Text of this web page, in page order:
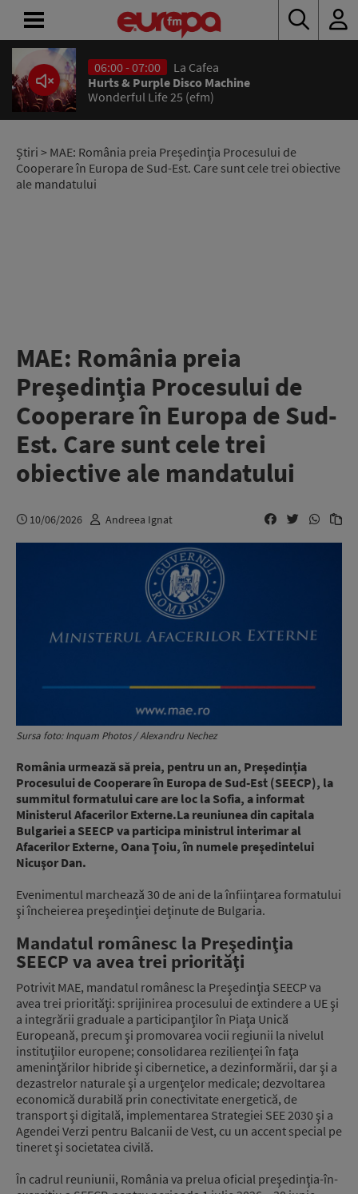
06:00 - 07:00
La Cafea
Hurts & Purple Disco Machine
Wonderful Life 25 (efm)
Știri > MAE: România preia Preşedinţia Procesului de
Cooperare în Europa de Sud-Est. Care sunt cele trei obiective
ale mandatului
MAE: România preia
Preşedinţia Procesului de
Cooperare în Europa de Sud-
Est. Care sunt cele trei
obiective ale mandatului
10/06/2026 Andreea Ignat
Sursa foto: Inquam Photos / Alexandru Nechez
România urmează să preia, pentru un an, Preşedinţia
Procesului de Cooperare în Europa de Sud-Est (SEECP), la
summitul formatului care are loc la Sofia, a informat
Ministerul Afacerilor Externe.La reuniunea din capitala
Bulgariei a SEECP va participa ministrul interimar al
Afacerilor Externe, Oana Ţoiu, în numele preşedintelui
Nicuşor Dan.
Evenimentul marchează 30 de ani de la înfiinţarea formatului
şi încheierea preşedinţiei deţinute de Bulgaria.
Mandatul românesc la Preşedinţia
SEECP va avea trei priorităţi
Potrivit MAE, mandatul românesc la Preşedinţia SEECP va
avea trei priorităţi: sprijinirea procesului de extindere a UE şi
a integrării graduale a participanţilor în Piaţa Unică
Europeană, precum şi promovarea vocii regiunii la nivelul
instituţiilor europene; consolidarea rezilienţei în faţa
ameninţărilor hibride şi cibernetice, a dezinformării, dar şi a
dezastrelor naturale şi a urgenţelor medicale; dezvoltarea
economică durabilă prin conectivitate energetică, de
transport şi digitală, implementarea Strategiei SEE 2030 şi a
Agendei Verzi pentru Balcanii de Vest, cu un accent special pe
tineret şi societatea civilă.
În cadrul reuniunii, România va prelua oficial preşedinţia-în-
ACASĂ
ȘTIRI
RADIO
CONCURSURI